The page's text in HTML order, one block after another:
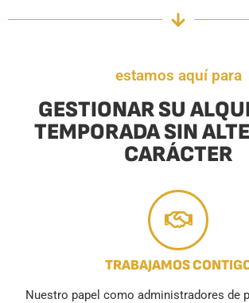
estamos aquí para
GESTIONAR SU
TEMPORADA SIN
CARÁCTER
TRABAJAMOS
Nuestro papel como administradores de